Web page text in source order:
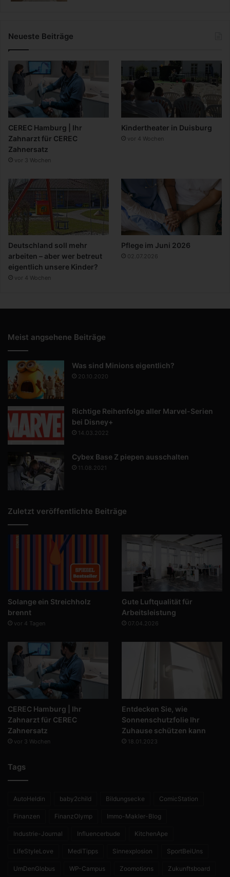
Neueste Beiträge
CEREC Hamburg | Ihr
Zahnarzt für CEREC
Zahnersatz
vor 3 Wochen
Kindertheater in Duisburg
vor 4 Wochen
Deutschland soll mehr
arbeiten – aber wer betreut
eigentlich unsere Kinder?
vor 4 Wochen
Pflege im Juni 2026
02.07.2026
Meist angsehene Beiträge
Was sind Minions eigentlich?
20.10.2020
Richtige Reihenfolge aller Marvel-Serien
bei Disney+
14.03.2022
Cybex Base Z piepen ausschalten
11.08.2021
Zuletzt veröffentlichte Beiträge
Solange ein Streichholz
brennt
vor 4 Tagen
Gute Luftqualität für
Arbeitsleistung
07.04.2026
CEREC Hamburg | Ihr
Zahnarzt für CEREC
Zahnersatz
vor 3 Wochen
Entdecken Sie, wie
Sonnenschutzfolie Ihr
Zuhause schützen kann
18.01.2023
Tags
AutoHeldin baby2child Bildungsecke ComicStation
Finanzen FinanzOlymp Immo-Makler-Blog
Industrie-Journal Influencerbude KitchenApe
LifeStyleLove MediTipps Sinnexplosion SportBeiUns
UmDenGlobus WP-Campus Zoomotions Zukunftsboard